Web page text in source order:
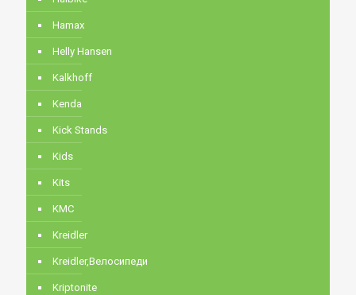
Hamax
Helly Hansen
Kalkhoff
Kenda
Kick Stands
Kids
Kits
KMC
Kreidler
Kreidler,Велосипеди
Kriptonite